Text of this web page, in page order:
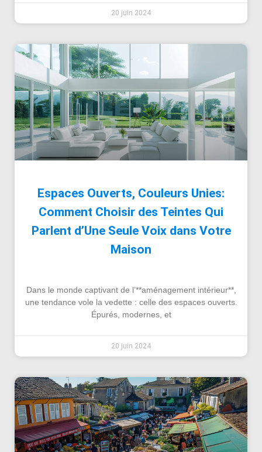
20 juin 2024
Espaces Ouverts, Couleurs Unies:
Comment Choisir des Teintes Qui
Parlent d’Une Seule Voix dans Votre
Maison
Dans le monde captivant de l’**aménagement intérieur**,
une tendance vole la vedette : celle des espaces ouverts.
Épurés, modernes, et
20 juin 2024